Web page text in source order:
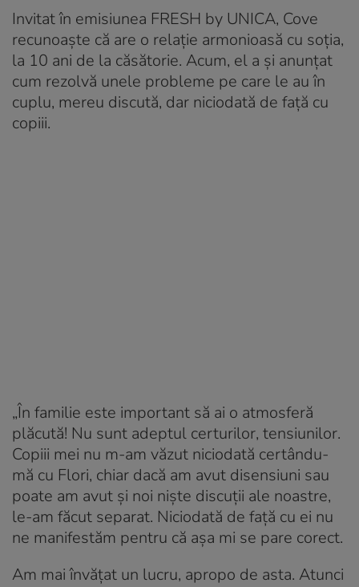
Invitat în emisiunea FRESH by UNICA, Cove
recunoaște că are o relație armonioasă cu soția,
la 10 ani de la căsătorie. Acum, el a și anunțat
cum rezolvă unele probleme pe care le au în
cuplu, mereu discută, dar niciodată de față cu
copiii.
„În familie este important să ai o atmosferă
plăcută! Nu sunt adeptul certurilor, tensiunilor.
Copiii mei nu m-am văzut niciodată certându-
mă cu Flori, chiar dacă am avut disensiuni sau
poate am avut și noi niște discuții ale noastre,
le-am făcut separat. Niciodată de față cu ei nu
ne manifestăm pentru că așa mi se pare corect.
Am mai învățat un lucru, apropo de asta. Atunci